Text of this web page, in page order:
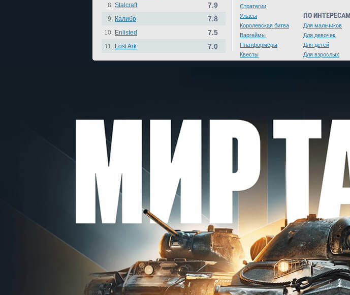
8. Stalcraft 7.9
9. Калибр 7.8
10. Enlisted 7.5
11. Lost Ark 7.0
Стратегии
Ужасы
Королевская битва
Варгеймы
Платформеры
Квесты
ПО ИНТЕРЕСАМ
Для мальчиков
Для девочек
Для детей
Для взрослых